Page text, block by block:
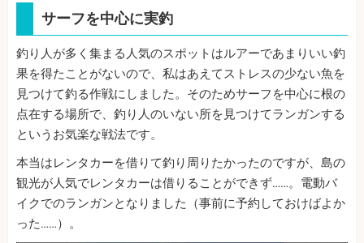
サーフを中心に実釣
釣り人が多く集まる人気のスポットはルアーであまりいい釣
果を得たことがないので、私はあえてストレスの少ない魚を
見つけて釣る作戦にしました。そのためサーフを中心に根の
点在する場所で、釣り人のいない所を見つけてランガンする
というお気楽な戦法です。
本当はレンタカーを借りて釣り周りたかったのですが、島の
観光が人気でレンタカーは借りることができず……。電動バ
イクでのランガンとなりました（事前に予約しておけばよか
った……）。